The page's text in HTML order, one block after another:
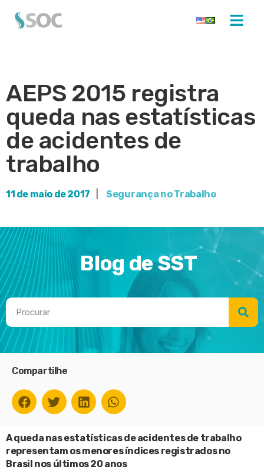
AEPS 2015 registra
queda nas estatísticas
de acidentes de
trabalho
11 de maio de 2017 Segurança no Trabalho
Blog de SST
Compartilhe
A queda nas estatísticas de acidentes de trabalho
representam os menores índices registrados no
Brasil nos últimos 20 anos